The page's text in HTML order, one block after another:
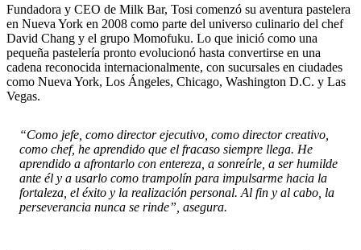
Fundadora y CEO de Milk Bar, Tosi comenzó su aventura pastelera
en Nueva York en 2008 como parte del universo culinario del chef
David Chang y el grupo Momofuku. Lo que inició como una
pequeña pastelería pronto evolucionó hasta convertirse en una
cadena reconocida internacionalmente, con sucursales en ciudades
como Nueva York, Los Ángeles, Chicago, Washington D.C. y Las
Vegas.
“Como jefe, como director ejecutivo, como director creativo,
como chef, he aprendido que el fracaso siempre llega. He
aprendido a afrontarlo con entereza, a sonreírle, a ser humilde
ante él y a usarlo como trampolín para impulsarme hacia la
fortaleza, el éxito y la realización personal. Al fin y al cabo, la
perseverancia nunca se rinde”, asegura.